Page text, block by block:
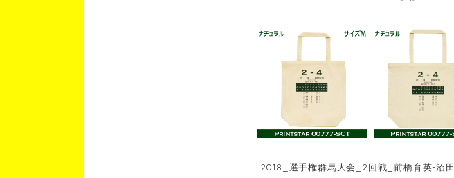
2018_選手権群馬大会_2回戦_前橋育英-沼田